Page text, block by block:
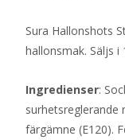
Sura Hallonshots
hallonsmak. Säljs i
Ingredienser:
surhetsreglerande
färgämne (E120).